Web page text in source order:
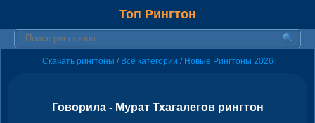
Топ Рингтон
Скачать рингтоны / Все категории / Новые Рингтоны 2026
Говорила - Мурат Тхагалегов рингтон